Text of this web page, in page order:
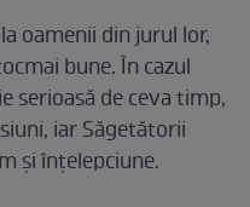
oamenii din jurul lor,
bune. În cazul
serioasă de ceva timp,
iar Săgetătorii
și înțelepciune.